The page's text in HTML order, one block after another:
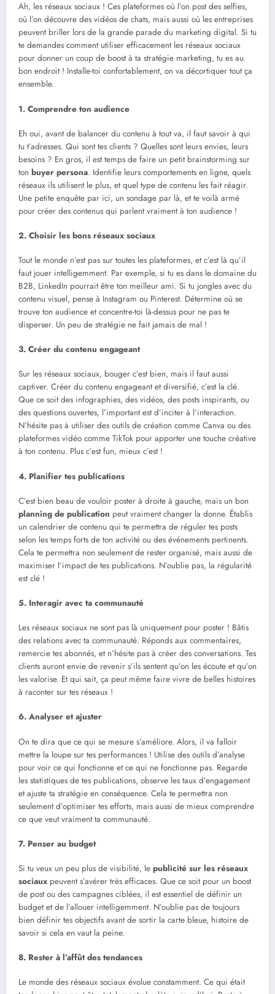
Ah, les réseaux sociaux ! Ces plateformes où l’on post des selfies,
où l’on découvre des vidéos de chats, mais aussi où les entreprises
peuvent briller lors de la grande parade du marketing digital. Si tu
te demandes comment utiliser efficacement les réseaux sociaux
pour donner un coup de boost à ta stratégie marketing, tu es au
bon endroit ! Installe-toi confortablement, on va décortiquer tout ça
ensemble.
1. Comprendre ton audience
Eh oui, avant de balancer du contenu à tout va, il faut savoir à qui
tu t’adresses. Qui sont tes clients ? Quelles sont leurs envies, leurs
besoins ? En gros, il est temps de faire un petit brainstorming sur
ton buyer persona. Identifie leurs comportements en ligne, quels
réseaux ils utilisent le plus, et quel type de contenu les fait réagir.
Une petite enquête par ici, un sondage par là, et te voilà armé
pour créer des contenus qui parlent vraiment à ton audience !
2. Choisir les bons réseaux sociaux
Tout le monde n’est pas sur toutes les plateformes, et c’est là qu’il
faut jouer intelligemment. Par exemple, si tu es dans le domaine du
B2B, LinkedIn pourrait être ton meilleur ami. Si tu jongles avec du
contenu visuel, pense à Instagram ou Pinterest. Détermine où se
trouve ton audience et concentre-toi là-dessus pour ne pas te
disperser. Un peu de stratégie ne fait jamais de mal !
3. Créer du contenu engageant
Sur les réseaux sociaux, bouger c’est bien, mais il faut aussi
captiver. Créer du contenu engageant et diversifié, c’est la clé.
Que ce soit des infographies, des vidéos, des posts inspirants, ou
des questions ouvertes, l’important est d’inciter à l’interaction.
N’hésite pas à utiliser des outils de création comme Canva ou des
plateformes vidéo comme TikTok pour apporter une touche créative
à ton contenu. Plus c’est fun, mieux c’est !
4. Planifier tes publications
C’est bien beau de vouloir poster à droite à gauche, mais un bon
planning de publication peut vraiment changer la donne. Établis
un calendrier de contenu qui te permettra de réguler tes posts
selon les temps forts de ton activité ou des événements pertinents.
Cela te permettra non seulement de rester organisé, mais aussi de
maximiser l’impact de tes publications. N’oublie pas, la régularité
est clé !
5. Interagir avec ta communauté
Les réseaux sociaux ne sont pas là uniquement pour poster ! Bâtis
des relations avec ta communauté. Réponds aux commentaires,
remercie tes abonnés, et n’hésite pas à créer des conversations. Tes
clients auront envie de revenir s’ils sentent qu’on les écoute et qu’on
les valorise. Et qui sait, ça peut même faire vivre de belles histoires
à raconter sur tes réseaux !
6. Analyser et ajuster
On te dira que ce qui se mesure s’améliore. Alors, il va falloir
mettre la loupe sur tes performances ! Utilise des outils d’analyse
pour voir ce qui fonctionne et ce qui ne fonctionne pas. Regarde
les statistiques de tes publications, observe les taux d’engagement
et ajuste ta stratégie en conséquence. Cela te permettra non
seulement d’optimiser tes efforts, mais aussi de mieux comprendre
ce que veut vraiment ta communauté.
7. Penser au budget
Si tu veux un peu plus de visibilité, le publicité sur les réseaux
sociaux peuvent s’avérer très efficaces. Que ce soit pour un boost
de post ou des campagnes ciblées, il est essentiel de définir un
budget et de l’allouer intelligemment. N’oublie pas de toujours
bien définir tes objectifs avant de sortir la carte bleue, histoire de
savoir si cela en vaut la peine.
8. Rester à l’affût des tendances
Le monde des réseaux sociaux évolue constamment. Ce qui était